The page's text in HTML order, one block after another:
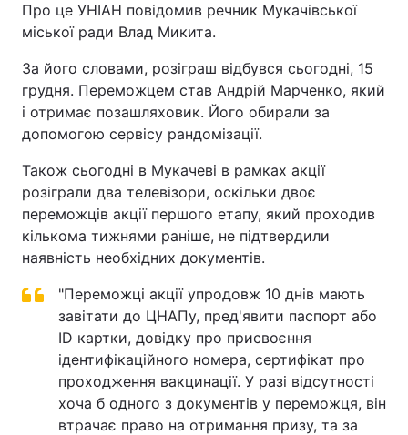
Про це УНІАН повідомив речник Мукачівської
міської ради Влад Микита.
За його словами, розіграш відбувся сьогодні, 15
грудня. Переможцем став Андрій Марченко, який
і отримає позашляховик. Його обирали за
допомогою сервісу рандомізації.
Також сьогодні в Мукачеві в рамках акції
розіграли два телевізори, оскільки двоє
переможців акції першого етапу, який проходив
кількома тижнями раніше, не підтвердили
наявність необхідних документів.
"Переможці акції упродовж 10 днів мають
завітати до ЦНАПу, пред'явити паспорт або
ID картки, довідку про присвоєння
ідентифікаційного номера, сертифікат про
проходження вакцинації. У разі відсутності
хоча б одного з документів у переможця, він
втрачає право на отримання призу, та за